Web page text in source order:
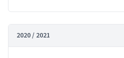
2020 / 2021